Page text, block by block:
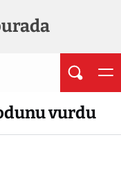
vurdu